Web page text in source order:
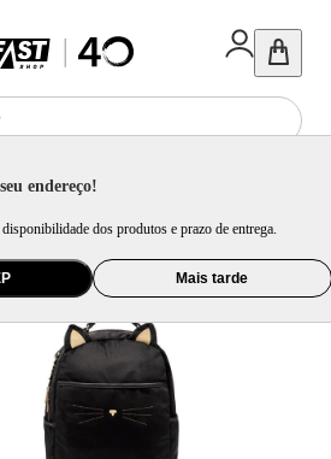
endereço!
dos produtos e prazo de entrega.
Mais tarde
Laptop Gato Preto